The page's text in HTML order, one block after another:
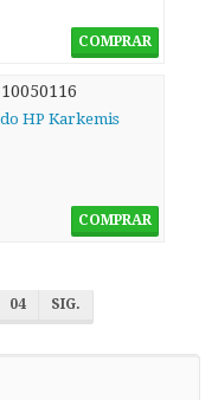
COMPRAR
HP Karkemis
COMPRAR
04 SIG.